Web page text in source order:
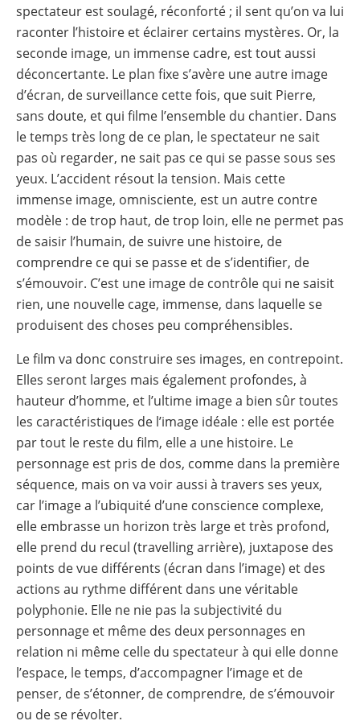
spectateur est soulagé, réconforté ; il sent qu’on va lui
raconter l’histoire et éclairer certains mystères. Or, la
seconde image, un immense cadre, est tout aussi
déconcertante. Le plan fixe s’avère une autre image
d’écran, de surveillance cette fois, que suit Pierre,
sans doute, et qui filme l’ensemble du chantier. Dans
le temps très long de ce plan, le spectateur ne sait
pas où regarder, ne sait pas ce qui se passe sous ses
yeux. L’accident résout la tension. Mais cette
immense image, omnisciente, est un autre contre
modèle : de trop haut, de trop loin, elle ne permet pas
de saisir l’humain, de suivre une histoire, de
comprendre ce qui se passe et de s’identifier, de
s’émouvoir. C’est une image de contrôle qui ne saisit
rien, une nouvelle cage, immense, dans laquelle se
produisent des choses peu compréhensibles.
Le film va donc construire ses images, en contrepoint.
Elles seront larges mais également profondes, à
hauteur d’homme, et l’ultime image a bien sûr toutes
les caractéristiques de l’image idéale : elle est portée
par tout le reste du film, elle a une histoire. Le
personnage est pris de dos, comme dans la première
séquence, mais on va voir aussi à travers ses yeux,
car l’image a l’ubiquité d’une conscience complexe,
elle embrasse un horizon très large et très profond,
elle prend du recul (travelling arrière), juxtapose des
points de vue différents (écran dans l’image) et des
actions au rythme différent dans une véritable
polyphonie. Elle ne nie pas la subjectivité du
personnage et même des deux personnages en
relation ni même celle du spectateur à qui elle donne
l’espace, le temps, d’accompagner l’image et de
penser, de s’étonner, de comprendre, de s’émouvoir
ou de se révolter.